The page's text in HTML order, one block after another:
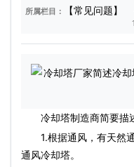
所属栏目： 【常见问题】
冷却塔制造商简要描
1.根据通风，有天然通
通风冷却塔。